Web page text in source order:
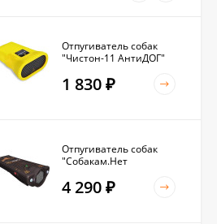
Отпугиватель собак
"Чистон-11 АнтиДОГ"
1 830 ₽
Отпугиватель собак
"Собакам.Нет
4 290 ₽